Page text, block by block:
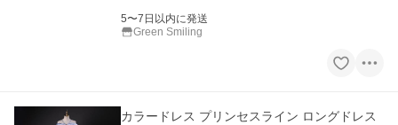
5〜7日以内に発送
Green Smiling
カラードレス プリンセスライン ロングドレス